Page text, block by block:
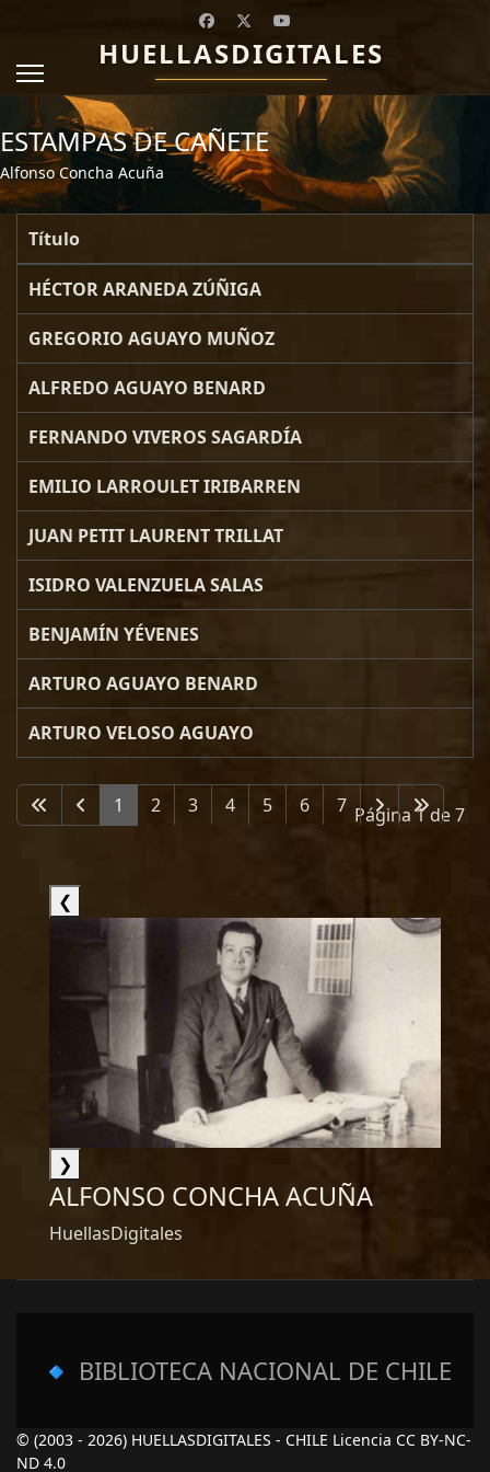
HUELLASDIGITALES
ESTAMPAS DE CAÑETE
Alfonso Concha Acuña
Artículos
Título
HÉCTOR ARANEDA ZÚÑIGA
GREGORIO AGUAYO MUÑOZ
ALFREDO AGUAYO BENARD
FERNANDO VIVEROS SAGARDÍA
EMILIO LARROULET IRIBARREN
JUAN PETIT LAURENT TRILLAT
ISIDRO VALENZUELA SALAS
BENJAMÍN YÉVENES
ARTURO AGUAYO BENARD
ARTURO VELOSO AGUAYO
Página 1 de 7
1 2 3 4 5 6 7
❮
❯
ALFONSO CONCHA ACUÑA
HuellasDigitales
🔹 BIBLIOTECA NACIONAL DE CHILE
© (2003 - 2026) HUELLASDIGITALES - CHILE Licencia CC BY-NC-
ND 4.0